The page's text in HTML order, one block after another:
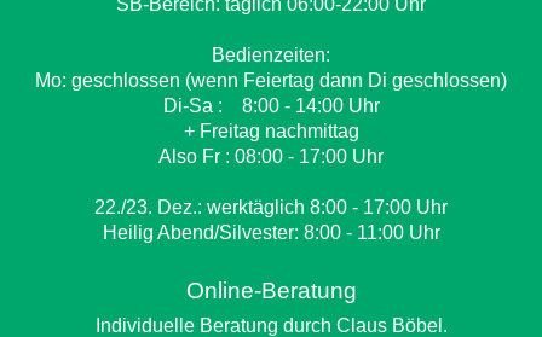
SB-Bereich: täglich 06:00-22:00 Uhr
Bedienzeiten:
Mo: geschlossen (wenn Feiertag dann Di geschlossen)
Di-Sa : 8:00 - 14:00 Uhr
+ Freitag nachmittag
Also Fr : 08:00 - 17:00 Uhr
22./23. Dez.: werktäglich 8:00 - 17:00 Uhr
Heilig Abend/Silvester: 8:00 - 11:00 Uhr
Online-Beratung
Individuelle Beratung durch Claus Böbel.